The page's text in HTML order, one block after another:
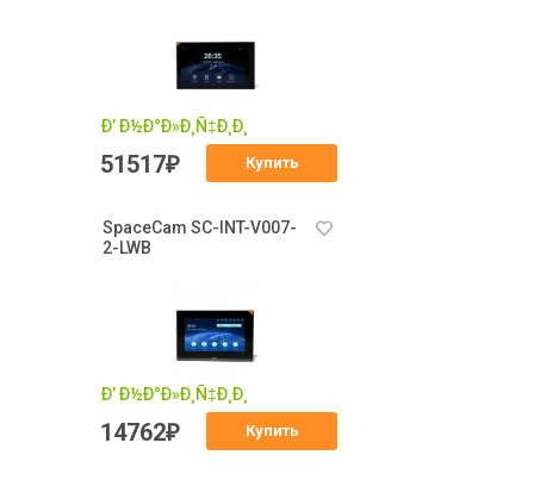
51517₽ Купить
SpaceCam SC-INT-V007-
2-LWB
14762₽ Купить